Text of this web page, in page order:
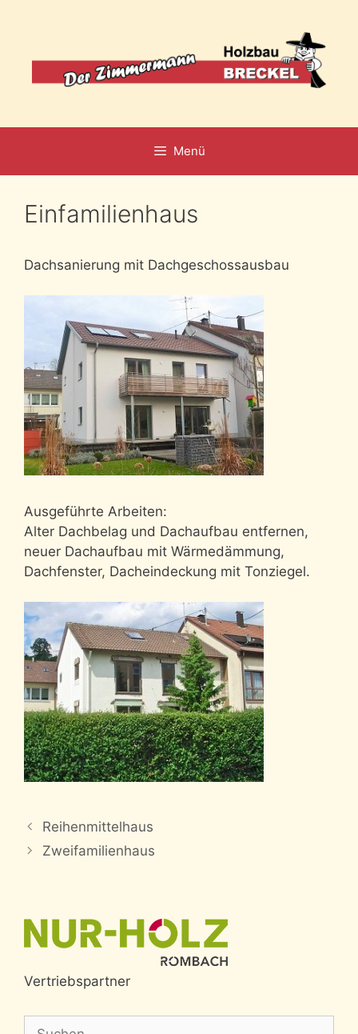
Menü
Einfamilienhaus
Dachsanierung mit Dachgeschossausbau
Ausgeführte Arbeiten:
Alter Dachbelag und Dachaufbau entfernen,
neuer Dachaufbau mit Wärmedämmung,
Dachfenster, Dacheindeckung mit Tonziegel.
Reihenmittelhaus
Zweifamilienhaus
Vertriebspartner
Suche